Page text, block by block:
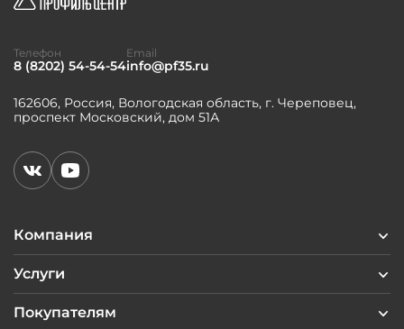
Компания
Услуги
Покупателям
162606, Россия, Вологодская область, г. Череповец,
проспект Московский, дом 51А
Телефон
8 (8202) 54-54-54
Email
info@pf35.ru